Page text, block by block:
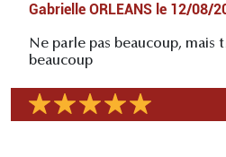
Gabrielle ORLEANS le 12/08/
Ne parle pas beaucoup, mais
beaucoup